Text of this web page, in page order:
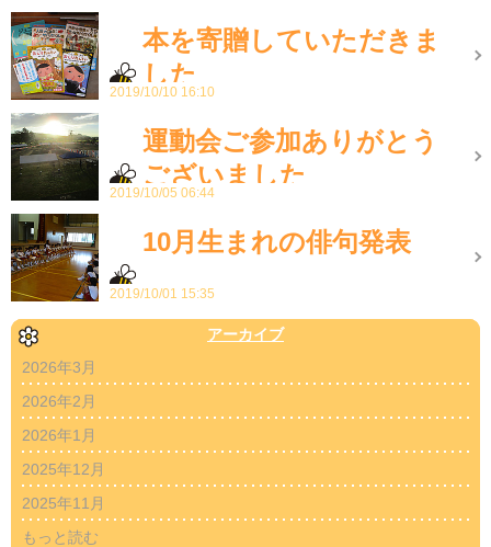
本を寄贈していただきま
した
2019/10/10 16:10
運動会ご参加ありがとう
ございました
2019/10/05 06:44
10月生まれの俳句発表
2019/10/01 15:35
アーカイブ
2026年3月
2026年2月
2026年1月
2025年12月
2025年11月
もっと読む